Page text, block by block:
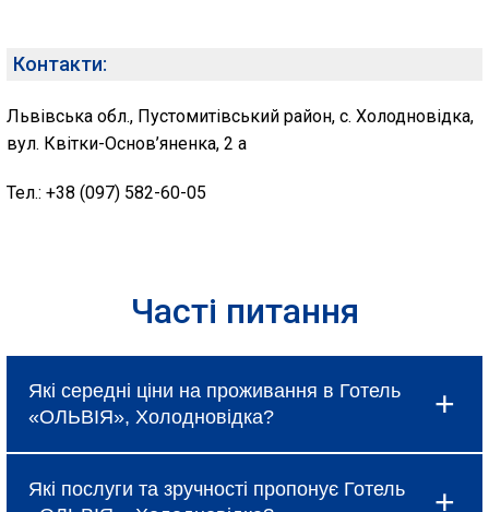
Контакти:
Львівська обл., Пустомитівський район, с. Холодновідка,
вул. Квітки-Основ’яненка, 2 а
Тел.: +38 (097) 582-60-05
Часті питання
Які середні ціни на проживання в Готель
«ОЛЬВІЯ», Холодновідка?
коливаються і залежать від вибраного типу
Які послуги та зручності пропонує Готель